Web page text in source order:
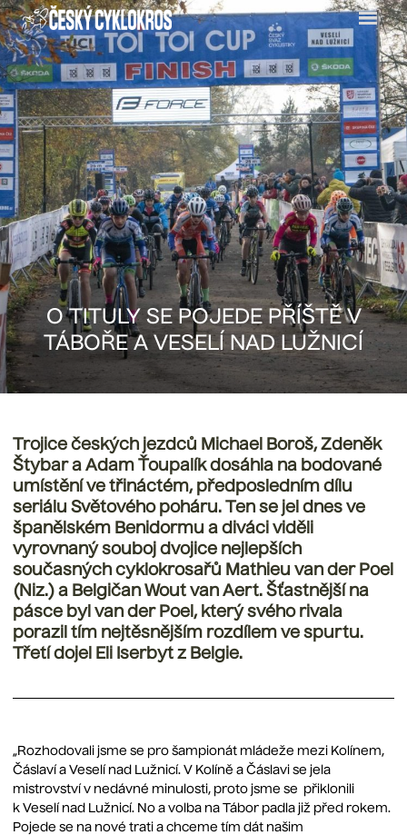
Menu
O TITULY SE POJEDE PŘÍŠTĚ V
TÁBOŘE A VESELÍ NAD LUŽNICÍ
Trojice českých jezdců Michael Boroš, Zdeněk
Štybar a Adam Ťoupalík dosáhla na bodované
umístění ve třináctém, předposledním dílu
seriálu Světového poháru. Ten se jel dnes ve
španělském Benidormu a diváci viděli
vyrovnaný souboj dvojice nejlepších
současných cyklokrosařů Mathieu van der Poel
(Niz.) a Belgičan Wout van Aert. Šťastnější na
pásce byl van der Poel, který svého rivala
porazil tím nejtěsnějším rozdílem ve spurtu.
Třetí dojel Eli Iserbyt z Belgie.
„Rozhodovali jsme se pro šampionát mládeže mezi Kolínem,
Čáslaví a Veselí nad Lužnicí. V Kolíně a Čáslavi se jela
mistrovství v nedávné minulosti, proto jsme se přiklonili
k Veselí nad Lužnicí. No a volba na Tábor padla již před rokem.
Pojede se na nové trati a chceme tím dát našim